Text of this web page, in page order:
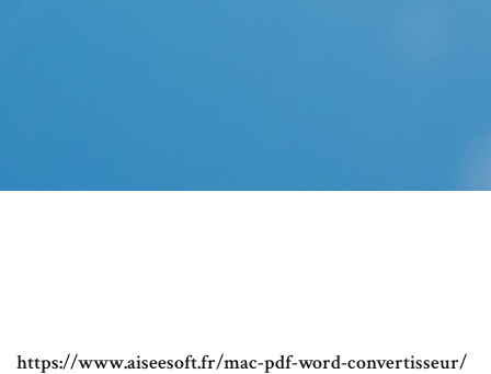
https://www.aiseesoft.fr/mac-pdf-word-convertisseur/